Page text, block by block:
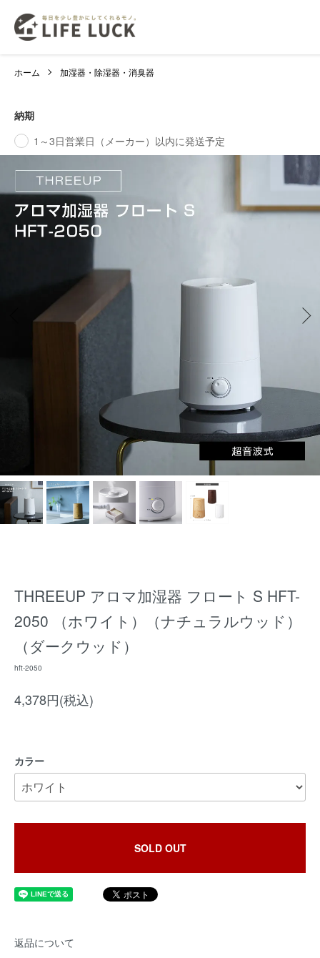
ホーム 加湿器・除湿器・消臭器
納期
1～3日営業日（メーカー）以内に発送予定
THREEUP アロマ加湿器 フロート S HFT-
2050 （ホワイト）（ナチュラルウッド）
（ダークウッド）
hft-2050
4,378円(税込)
カラー
SOLD OUT
返品について